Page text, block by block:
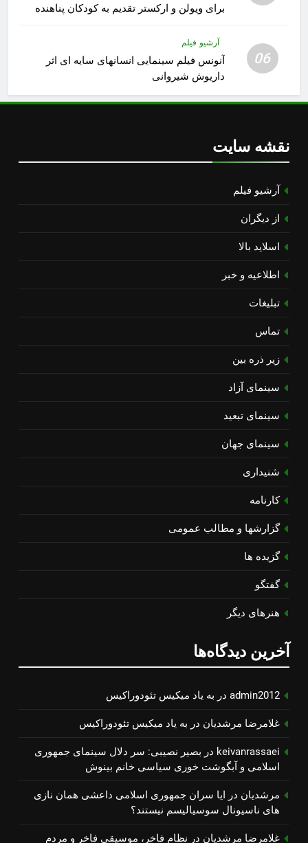
برای ویولن و ارکستر تقدیم به کودکان پناهنده
06
آرشیو فیلم
آنونس فیلم سینمایی انسانهای سایه ای اثر
داریوش شیروانی
نقشه سایت
آرشیو فیلم
از دیگران
اسلاید بالا
اطلاعیه و خبر
تبلیغات
تماس
زیر ذره بین
سینمای آزاد
سینمای تبعید
سینمای جهان
شنیداری
کارنامه
گزارشها و مطالب عمومی
گزیده ها
گفتگو
هنرهای دیگر
آخرین دیدگاه‌ها
admin2012 در به یاد میكیس تئودوراكیس
غلامرضا مرشدیان در به یاد میكیس تئودوراكیس
keivanrassaei در بصیر نصیبی: سر دلال سینمای جمهوری
اسلامی و آبگوشت خوری سیاسی خانم بینوش
مرشدیان در ایا سران جمهوری اسلامی داعشی همان نازی
های ناسیونال سوسیالیسم نیستند؟
غلامرضا مرشدیان در نظام فاخر، موسیقی فاخر و مردم